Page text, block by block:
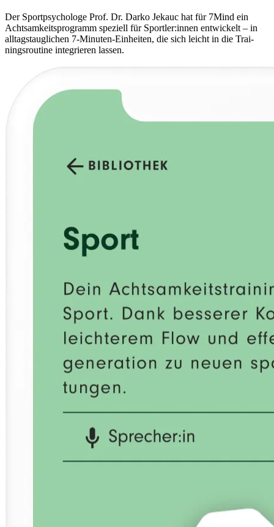
Der Sport­psy­cho­loge Prof. Dr. Darko Jekauc hat für 7Mind ein
Acht­sam­keits­pro­gramm spe­zi­ell für Sportler:innen ent­wi­ckelt – in
all­tags­taug­li­chen 7-Minu­ten-Ein­hei­ten, die sich leicht in die Trai­
nings­rou­tine inte­grie­ren lassen.